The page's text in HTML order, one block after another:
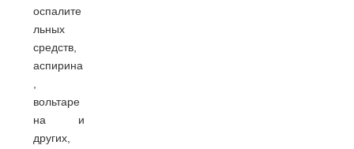
оспалите
льных
средств,
аспирина
вольтаре
на и
других,